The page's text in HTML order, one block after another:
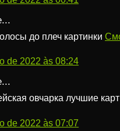
до плеч картинки
de 2022 às 08:24
овчарка лучшие
de 2022 às 07:07